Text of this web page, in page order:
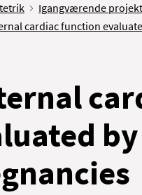
Igangværende
cardiac function